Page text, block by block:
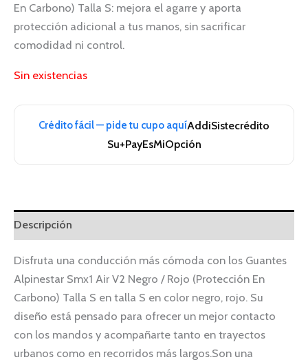
En Carbono) Talla S: mejora el agarre y aporta
protección adicional a tus manos, sin sacrificar
comodidad ni control.
Sin existencias
Crédito fácil — pide tu cupo aquíAddiSistecrédito
Su+PayEsMiOpción
Descripción
Disfruta una conducción más cómoda con los Guantes
Alpinestar Smx1 Air V2 Negro / Rojo (Protección En
Carbono) Talla S en talla S en color negro, rojo. Su
diseño está pensado para ofrecer un mejor contacto
con los mandos y acompañarte tanto en trayectos
urbanos como en recorridos más largos.Son una